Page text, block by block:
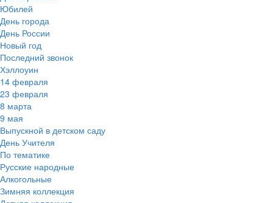
Юбилей
День города
День России
Новый год
Последний звонок
Хэллоуин
14 февраля
23 февраля
8 марта
9 мая
Выпускной в детском саду
День Учителя
По тематике
Русские народные
Алкогольные
Зимняя коллекция